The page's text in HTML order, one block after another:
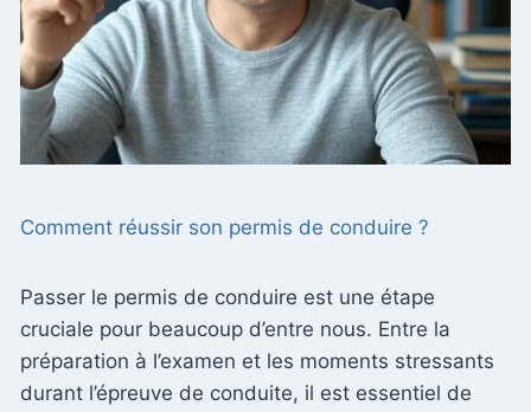
Comment réussir son permis de conduire ?
Passer le permis de conduire est une étape
cruciale pour beaucoup d’entre nous. Entre la
préparation à l’examen et les moments stressants
durant l’épreuve de conduite, il est essentiel de